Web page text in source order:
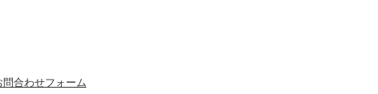
問合わせフォーム